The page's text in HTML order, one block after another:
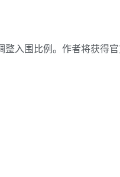
入围比例。作者将获得